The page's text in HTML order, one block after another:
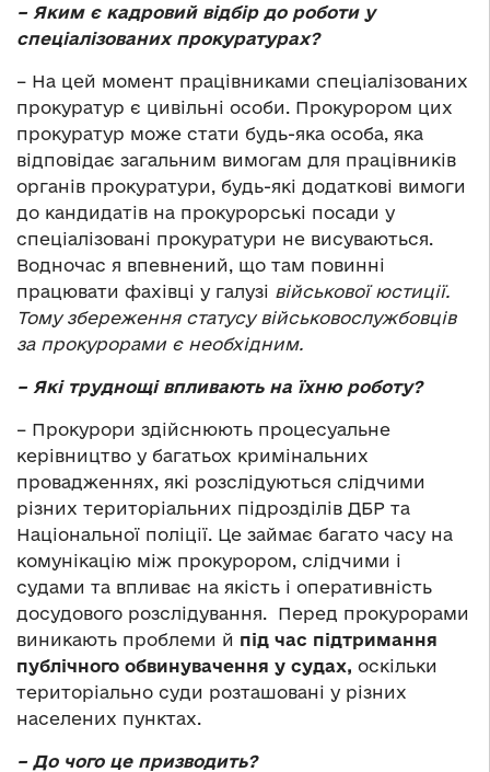
– Яким є кадровий відбір до роботи у
спеціалізованих прокуратурах?
– На цей момент працівниками спеціалізованих
прокуратур є цивільні особи. Прокурором цих
прокуратур може стати будь-яка особа, яка
відповідає загальним вимогам для працівників
органів прокуратури, будь-які додаткові вимоги
до кандидатів на прокурорські посади у
спеціалізовані прокуратури не висуваються.
Водночас я впевнений, що там повинні
працювати фахівці у галузі військової юстиції.
Тому збереження статусу військовослужбовців
за прокурорами є необхідним.
– Які труднощі впливають на їхню роботу?
– Прокурори здійснюють процесуальне
керівництво у багатьох кримінальних
провадженнях, які розслідуються слідчими
різних територіальних підрозділів ДБР та
Національної поліції. Це займає багато часу на
комунікацію між прокурором, слідчими і
судами та впливає на якість і оперативність
досудового розслідування. Перед прокурорами
виникають проблеми й під час підтримання
публічного обвинувачення у судах, оскільки
територіально суди розташовані у різних
населених пунктах.
– До чого це призводить?